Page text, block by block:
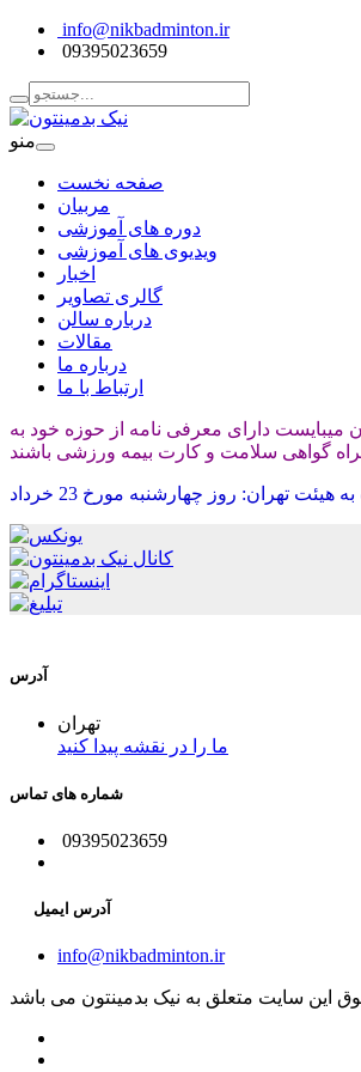
info@nikbadminton.ir
09395023659
منو
صفحه نخست
مربیان
دوره های آموزشی
ویدیوی های آموزشی
اخبار
گالری تصاویر
درباره سالن
مقالات
درباره ما
ارتباط با ما
انجام خواهد گرفت. شرکت کنندگان میبایست دارای معرفی نامه از حوزه خود به
تهران: روز چهارشنبه مورخ 23 خرداد
آدرس
تهران
ما را در نقشه پیدا کنید
شماره های تماس
09395023659
آدرس ایمیل
info@nikbadminton.ir